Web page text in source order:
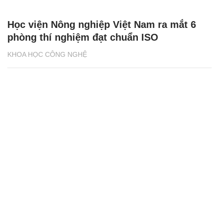
KHOA HỌC CÔNG NGHỆ
Học viện Nông nghiệp Việt Nam ra mắt 6
phòng thí nghiệm đạt chuẩn ISO